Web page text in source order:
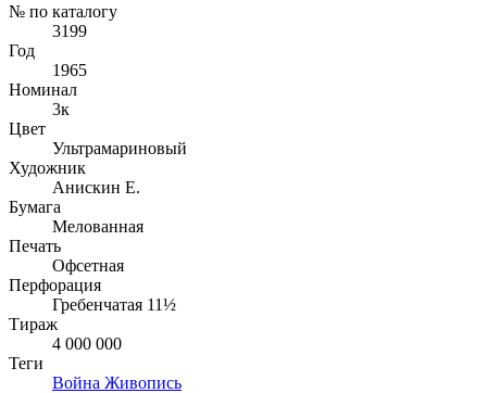
№ по каталогу
3199
Год
1965
Номинал
3к
Цвет
Ультрамариновый
Художник
Анискин Е.
Бумага
Мелованная
Печать
Офсетная
Перфорация
Гребенчатая 11½
Тираж
4 000 000
Теги
Война Живопись